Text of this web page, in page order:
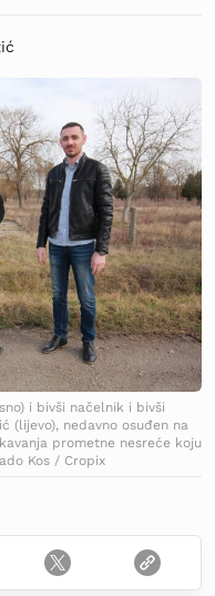
i bivši načelnik i bivši
(lijevo), nedavno osuđen na
prometne nesreće koju
Kos / Cropix